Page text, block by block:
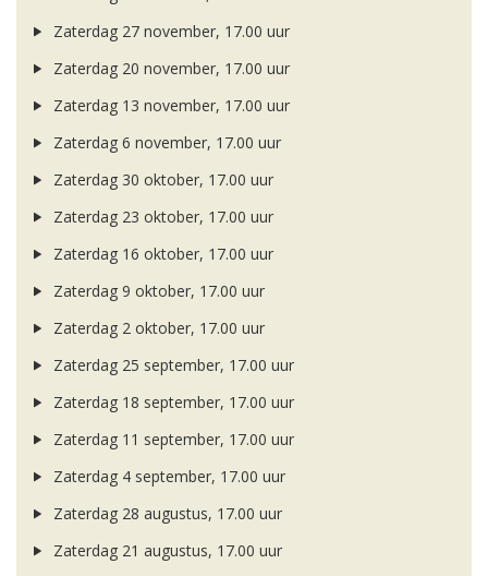
Zaterdag 27 november, 17.00 uur
Zaterdag 20 november, 17.00 uur
Zaterdag 13 november, 17.00 uur
Zaterdag 6 november, 17.00 uur
Zaterdag 30 oktober, 17.00 uur
Zaterdag 23 oktober, 17.00 uur
Zaterdag 16 oktober, 17.00 uur
Zaterdag 9 oktober, 17.00 uur
Zaterdag 2 oktober, 17.00 uur
Zaterdag 25 september, 17.00 uur
Zaterdag 18 september, 17.00 uur
Zaterdag 11 september, 17.00 uur
Zaterdag 4 september, 17.00 uur
Zaterdag 28 augustus, 17.00 uur
Zaterdag 21 augustus, 17.00 uur